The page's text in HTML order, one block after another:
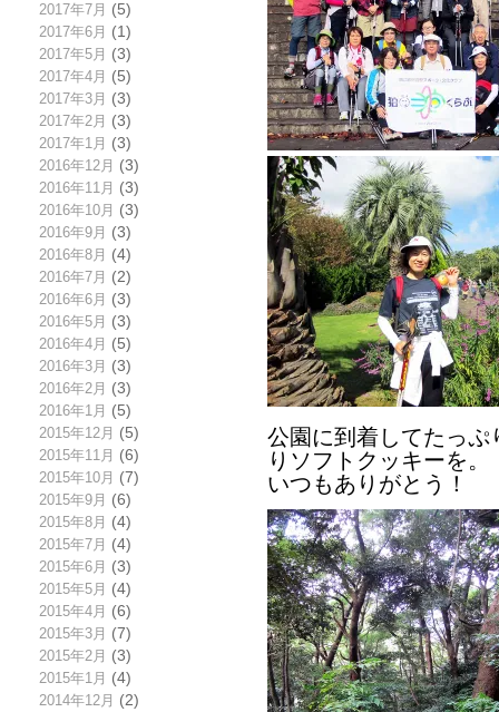
2017年7月 (5)
2017年6月 (1)
2017年5月 (3)
2017年4月 (5)
2017年3月 (3)
2017年2月 (3)
2017年1月 (3)
2016年12月 (3)
2016年11月 (3)
2016年10月 (3)
2016年9月 (3)
2016年8月 (4)
2016年7月 (2)
2016年6月 (3)
2016年5月 (3)
2016年4月 (5)
2016年3月 (3)
2016年2月 (3)
2016年1月 (5)
2015年12月 (5)
2015年11月 (6)
2015年10月 (7)
2015年9月 (6)
2015年8月 (4)
2015年7月 (4)
2015年6月 (3)
2015年5月 (4)
2015年4月 (6)
2015年3月 (7)
2015年2月 (3)
2015年1月 (4)
2014年12月 (2)
公園に到着してたっ
りソフトクッキーを。
いつもありがとう！